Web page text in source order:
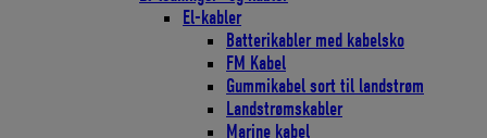
El-kabler
Batterikabler med kabelsko
FM Kabel
Gummikabel sort til landstrøm
Landstrømskabler
Marine kabel